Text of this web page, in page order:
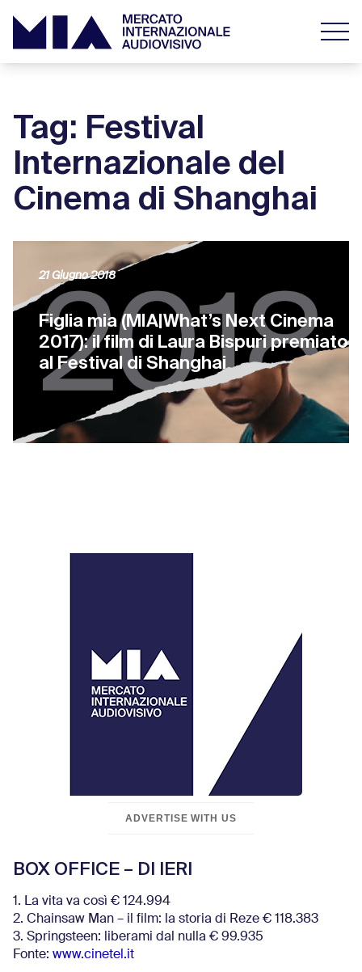
Tag: Festival
Internazionale del
Cinema di Shanghai
Figlia mia (MIA|What’s Next Cinema
2017): il film di Laura Bispuri premiato
al Festival di Shanghai
21 Giugno 2018
ADVERTISE WITH US
BOX OFFICE – DI IERI
1. La vita va così € 124.994
2. Chainsaw Man – il film: la storia di Reze € 118.383
3. Springsteen: liberami dal nulla € 99.935
Fonte: www.cinetel.it